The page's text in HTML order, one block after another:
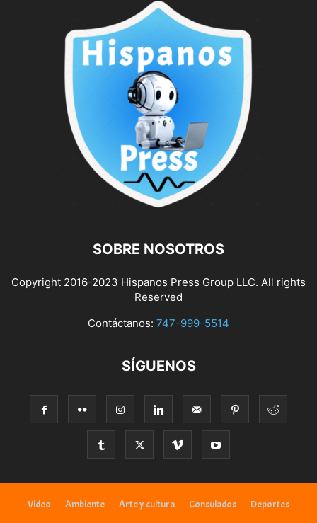
SOBRE NOSOTROS
Copyright 2016-2023 Hispanos Press Group LLC. All rights
Reserved
Contáctanos: 747-999-5514
SÍGUENOS
Video Ambiente Arte y cultura Consulados Deportes